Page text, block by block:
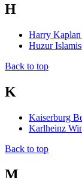
H
Harry Kaplan
Huzur
Back to top
K
Kaiserburg
Karlheinz
Back to top
M